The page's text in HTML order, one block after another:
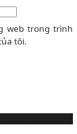
web trong trình
tôi.